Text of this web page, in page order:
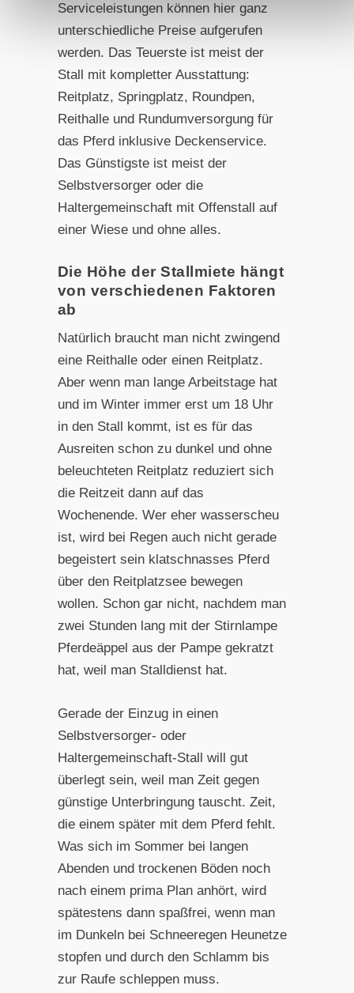
Serviceleistungen können hier ganz
unterschiedliche Preise aufgerufen
werden. Das Teuerste ist meist der
Stall mit kompletter Ausstattung:
Reitplatz, Springplatz, Roundpen,
Reithalle und Rundumversorgung für
das Pferd inklusive Deckenservice.
Das Günstigste ist meist der
Selbstversorger oder die
Haltergemeinschaft mit Offenstall auf
einer Wiese und ohne alles.
Die Höhe der Stallmiete hängt
von verschiedenen Faktoren
ab
Natürlich braucht man nicht zwingend
eine Reithalle oder einen Reitplatz.
Aber wenn man lange Arbeitstage hat
und im Winter immer erst um 18 Uhr
in den Stall kommt, ist es für das
Ausreiten schon zu dunkel und ohne
beleuchteten Reitplatz reduziert sich
die Reitzeit dann auf das
Wochenende. Wer eher wasserscheu
ist, wird bei Regen auch nicht gerade
begeistert sein klatschnasses Pferd
über den Reitplatzsee bewegen
wollen. Schon gar nicht, nachdem man
zwei Stunden lang mit der Stirnlampe
Pferdeäppel aus der Pampe gekratzt
hat, weil man Stalldienst hat.
Gerade der Einzug in einen
Selbstversorger- oder
Haltergemeinschaft-Stall will gut
überlegt sein, weil man Zeit gegen
günstige Unterbringung tauscht. Zeit,
die einem später mit dem Pferd fehlt.
Was sich im Sommer bei langen
Abenden und trockenen Böden noch
nach einem prima Plan anhört, wird
spätestens dann spaßfrei, wenn man
im Dunkeln bei Schneeregen Heunetze
stopfen und durch den Schlamm bis
zur Raufe schleppen muss.